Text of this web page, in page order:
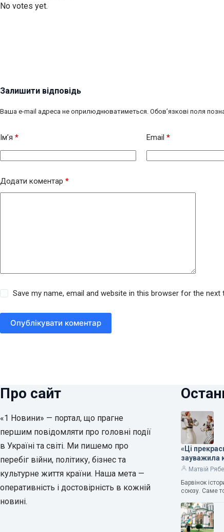
No votes yet.
Залишити відповідь
Ваша e-mail адреса не оприлюднюватиметься. Обов’язкові поля
Ім’я * Email *
Додати коментар *
Save my name, email and website in this browser for the next
Опублікувати коментар
Про сайт
«1 Новини» — портал, що прагне
першим повідомляти про головні події
в Україні та світі. Ми пишемо про
перебіг війни, політику, бізнес та
культурне життя країни. Наша мета —
оперативність і достовірність в кожній
новині.
«Ці
зауважила
Матвій
Барвінок
союзу. Саме